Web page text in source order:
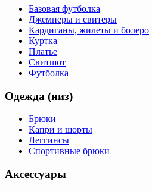
Базовая футболка
Джемперы и свитеры
Кардиганы, жилеты и болеро
Куртка
Платье
Свитшот
Футболка
Одежда (низ)
Брюки
Капри и шорты
Леггинсы
Спортивные брюки
Аксессуары